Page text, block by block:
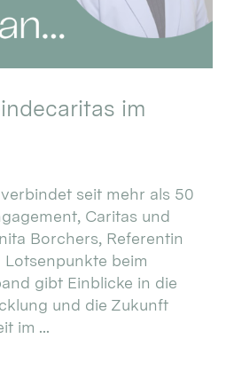
im
seit mehr als 50
Caritas und
Borchers, Referentin
beim
gibt Einblicke in die
und die Zukunft
im ...